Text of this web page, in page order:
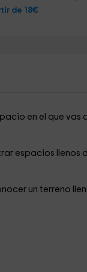
de 18€
en el que vas
espacios llenos
un terreno